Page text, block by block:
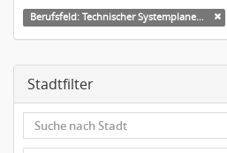
Berufsfeld: Technischer Systemplaner, Bauzeichner
Stadtfilter